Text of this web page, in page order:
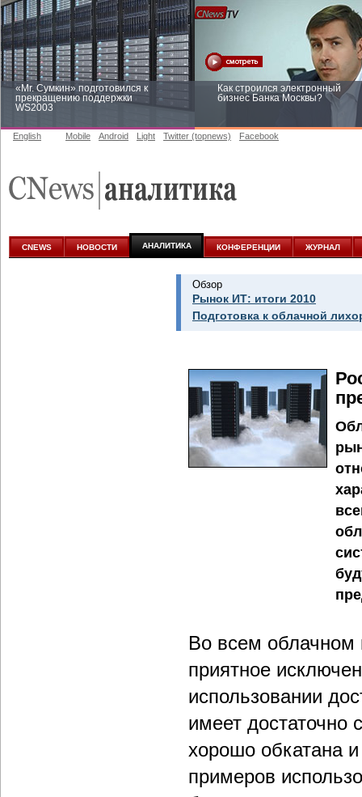
«Mr. Сумкин» подготовился к
прекращению поддержки
WS2003
Как строился электронный
бизнес Банка Москвы?
аналитике
English Mobile Android Light Twitter (topnews) Facebook
CNEWS НОВОСТИ АНАЛИТИКА КОНФЕРЕНЦИИ ЖУРНАЛ
Обзор
Рынок ИТ: итоги 2010
Подготовка к облачной
Во всем облачном
приятное
использовании
имеет
хорошо обкатана
примеров